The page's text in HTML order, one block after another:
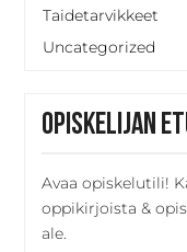
Taidetarvikkeet
Uncategorized
Opiskelijan
Avaa opiskelutili!
oppikirjoista &
ale.